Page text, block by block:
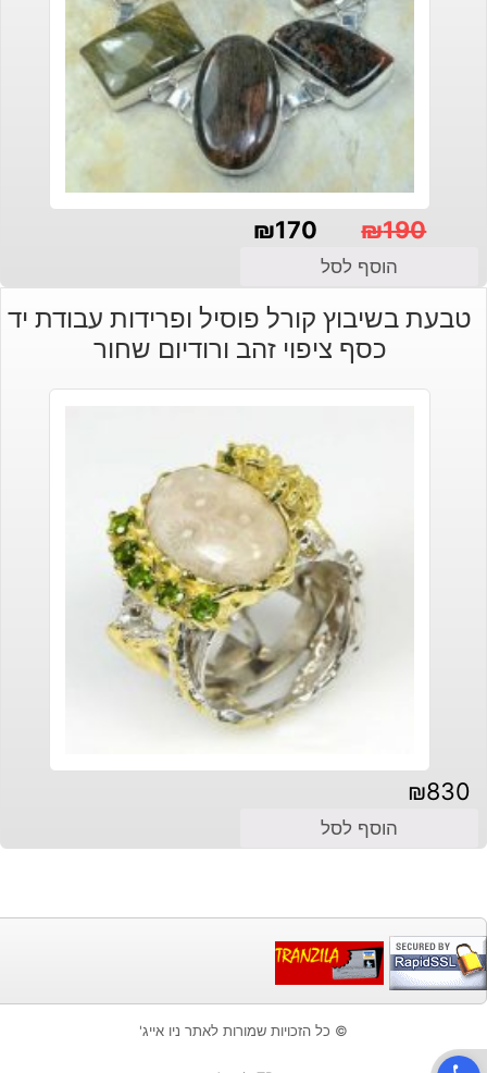
₪190
המקורי
היה:
₪170
הנוכחי
הוא:
הוסף לסל
טבעת בשיבוץ קורל פוסיל ופרידות עבודת יד
כסף ציפוי זהב ורודיום שחור
₪830
הוסף לסל
© כל הזכויות שמורות לאתר ניו אייג'
פתח סרגל נגישות